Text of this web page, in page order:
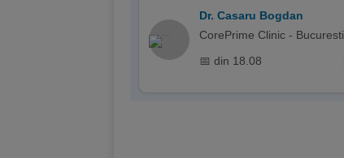
Dr. Casaru Bogdan
CorePrime Clinic - Bucuresti
📅 din 18.08